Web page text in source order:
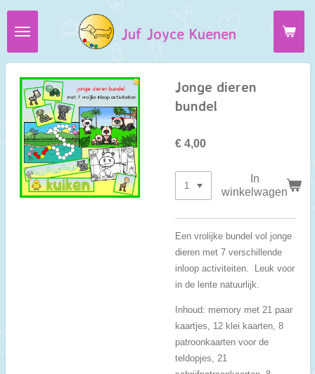
Ga
direct
de
hoofdinhoud
Juf Joyce Kuenen
Jonge dieren
bundel
€ 4,00
In
winkelwagen
Een vrolijke bundel vol jonge
dieren met 7 verschillende
inloop activiteiten. Leuk voor
in de lente natuurlijk.
Inhoud: memory met 21 paar
kaartjes, 12 klei kaarten, 8
patroonkaarten voor de
teldopjes, 21